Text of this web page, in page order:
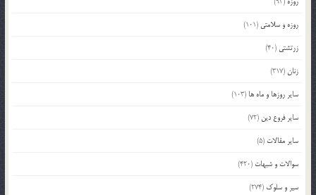
روزه و سلامتی (101)
زرتشتی (40)
زنان(317)
سایر روزها و ماه ها (103)
سایر فروع دین (72)
سایر مقالات (5)
سوالات و شبهات (420)
سیر و سلوک (274)